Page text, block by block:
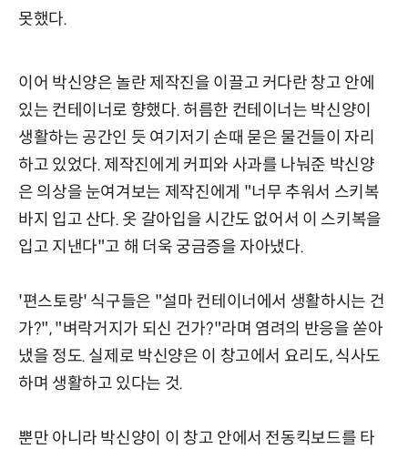
못했다.
이어 박신양은 놀란 제작진을 이끌고 커다란 창고 안에
있는 컨테이너로 향했다. 허름한 컨테이너는 박신양이
생활하는 공간인 듯 여기저기 손때 묻은 물건들이 자리
하고 있었다. 제작진에게 커피와 사과를 나눠준 박신양
은 의상을 눈여겨보는 제작진에게 "너무 추워서 스키복
바지 입고 산다. 옷 갈아입을 시간도 없어서 이 스키복을
입고 지낸다"고 해 더욱 궁금증을 자아냈다.
'편스토랑' 식구들은 "설마 컨테이너에서 생활하시는 건
가?", "벼락거지가 되신 건가?"라며 염려의 반응을 쏟아
냈을 정도. 실제로 박신양은 이 창고에서 요리도, 식사도
하며 생활하고 있다는 것.
뿐만 아니라 박신양이 이 창고 안에서 전동킥보드를 타